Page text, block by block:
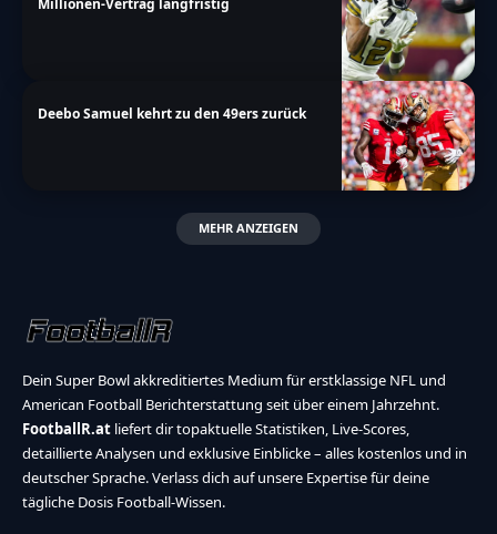
Millionen-Vertrag langfristig
Deebo Samuel kehrt zu den 49ers zurück
MEHR ANZEIGEN
Dein Super Bowl akkreditiertes Medium für erstklassige NFL und
American Football Berichterstattung seit über einem Jahrzehnt.
FootballR.at liefert dir topaktuelle Statistiken, Live-Scores,
detaillierte Analysen und exklusive Einblicke – alles kostenlos und in
deutscher Sprache. Verlass dich auf unsere Expertise für deine
tägliche Dosis Football-Wissen.